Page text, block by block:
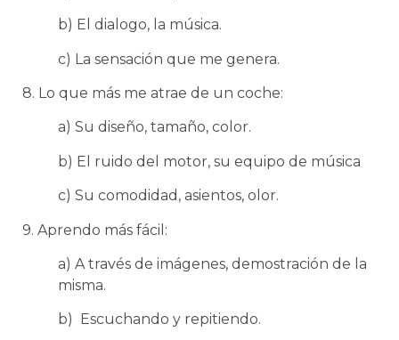
b) El dialogo, la música.
c) La sensación que me genera.
8. Lo que más me atrae de un coche:
a) Su diseño, tamaño, color.
b) El ruido del motor, su equipo de música
c) Su comodidad, asientos, olor.
9. Aprendo más fácil:
a) A través de imágenes, demostración de la
misma.
b) Escuchando y repitiendo.